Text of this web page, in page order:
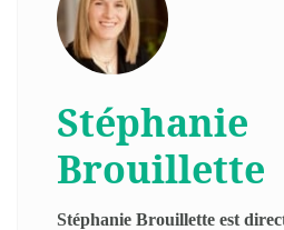
Stéphanie
Brouillette
Stéphanie Brouillette est